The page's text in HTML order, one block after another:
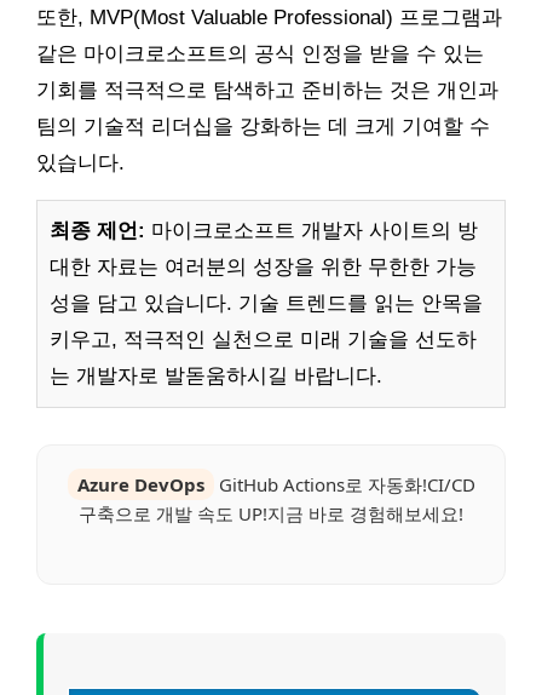
또한, MVP(Most Valuable Professional) 프로그램과
같은 마이크로소프트의 공식 인정을 받을 수 있는
기회를 적극적으로 탐색하고 준비하는 것은 개인과
팀의 기술적 리더십을 강화하는 데 크게 기여할 수
있습니다.
최종 제언: 마이크로소프트 개발자 사이트의 방
대한 자료는 여러분의 성장을 위한 무한한 가능
성을 담고 있습니다. 기술 트렌드를 읽는 안목을
키우고, 적극적인 실천으로 미래 기술을 선도하
는 개발자로 발돋움하시길 바랍니다.
Azure DevOps
GitHub Actions로 자동화!CI/CD
구축으로 개발 속도 UP!지금 바로 경험해보세요!